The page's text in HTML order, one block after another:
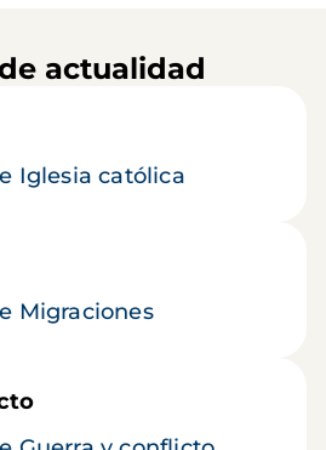
actualidad
Iglesia católica
Migraciones